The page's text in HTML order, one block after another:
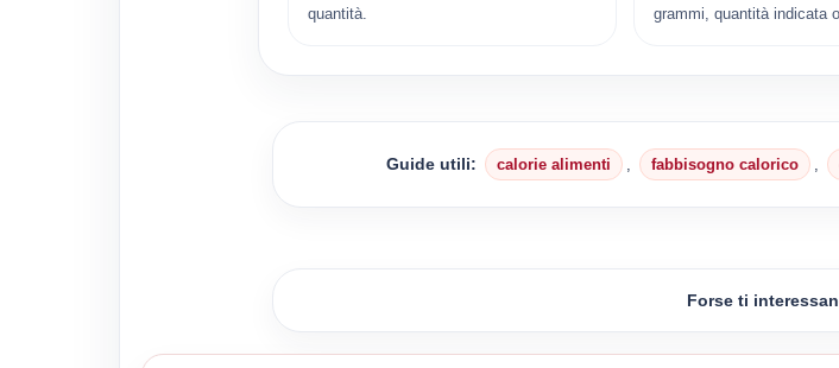
quantità.
grammi, quantità indicata
Guide utili: calorie alimenti fabbisogno calorico
Forse ti